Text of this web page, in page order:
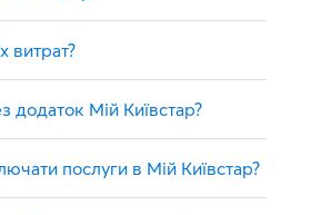
витрат?
додаток Мій Київстар?
послуги в Мій Київстар?